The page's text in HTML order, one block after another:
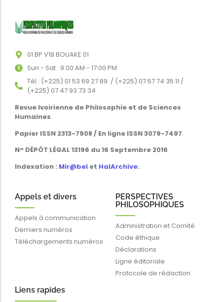
01 BP V18 BOUAKE 01
Sun - Sat : 9:00 AM - 17:00 PM
Tél : (+225) 01 53 69 27 89 / (+225) 07 57 74 35 11 /
(+225) 07 47 93 73 34
Revue Ivoirienne de Philosophie et de Sciences
Humaines
Papier ISSN 2313-7908 / En ligne ISSN 3079-7497
N° DÉPÔT LÉGAL 13196 du 16 Septembre 2016
Indexation : Mir@bel et HalArchive.
Appels et divers
Appels à communication
Derniers numéros
Téléchargements numéros
PERSPECTIVES
PHILOSOPHIQUES
Administration et Comité
Code éthique
Déclarations
Ligne éditoriale
Protocole de rédaction
Liens rapides